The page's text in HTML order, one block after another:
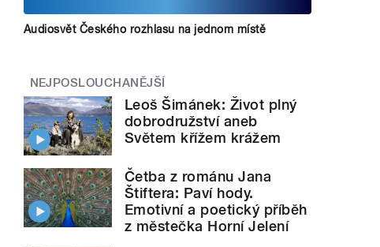
Audiosvět Českého rozhlasu na jednom místě
NEJPOSLOUCHANĚJŠÍ
Leoš Šimánek: Život plný
dobrodružství aneb
Světem křížem krážem
Četba z románu Jana
Štiftera: Paví hody.
Emotivní a poetický příběh
z městečka Horní Jelení